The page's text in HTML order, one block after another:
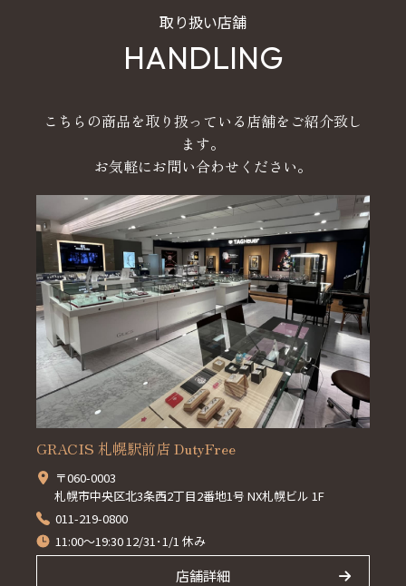
取り扱い店舗
HANDLING
こちらの商品を取り扱っている店舗をご紹介致し
ます。
お気軽にお問い合わせください。
GRACIS 札幌駅前店 DutyFree
〒060-0003
札幌市中央区北3条西2丁目2番地1号 NX札幌ビル 1F
011-219-0800
11:00～19:30 12/31･1/1 休み
店舗詳細